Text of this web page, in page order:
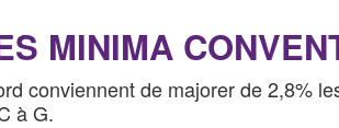
MINIMA
conviennent de majorer de 2,8%
à G.